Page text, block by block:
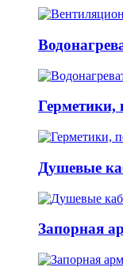
Герметики,
Душевые
Запорная